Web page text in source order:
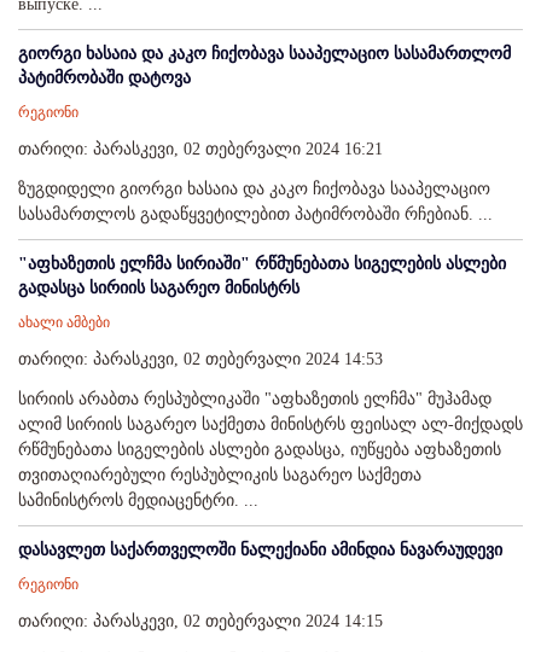
выпуске. ...
გიორგი ხასაია და კაკო ჩიქობავა სააპელაციო სასამართლომ
პატიმრობაში დატოვა
რეგიონი
თარიღი: პარასკევი, 02 თებერვალი 2024 16:21
ზუგდიდელი გიორგი ხასაია და კაკო ჩიქობავა სააპელაციო
სასამართლოს გადაწყვეტილებით პატიმრობაში რჩებიან. ...
"აფხაზეთის ელჩმა სირიაში" რწმუნებათა სიგელების ასლები
გადასცა სირიის საგარეო მინისტრს
ახალი ამბები
თარიღი: პარასკევი, 02 თებერვალი 2024 14:53
სირიის არაბთა რესპუბლიკაში "აფხაზეთის ელჩმა" მუჰამად
ალიმ სირიის საგარეო საქმეთა მინისტრს ფეისალ ალ-მიქდადს
რწმუნებათა სიგელების ასლები გადასცა, იუწყება აფხაზეთის
თვითაღიარებული რესპუბლიკის საგარეო საქმეთა
სამინისტროს მედიაცენტრი. ...
დასავლეთ საქართველოში ნალექიანი ამინდია ნავარაუდევი
რეგიონი
თარიღი: პარასკევი, 02 თებერვალი 2024 14:15